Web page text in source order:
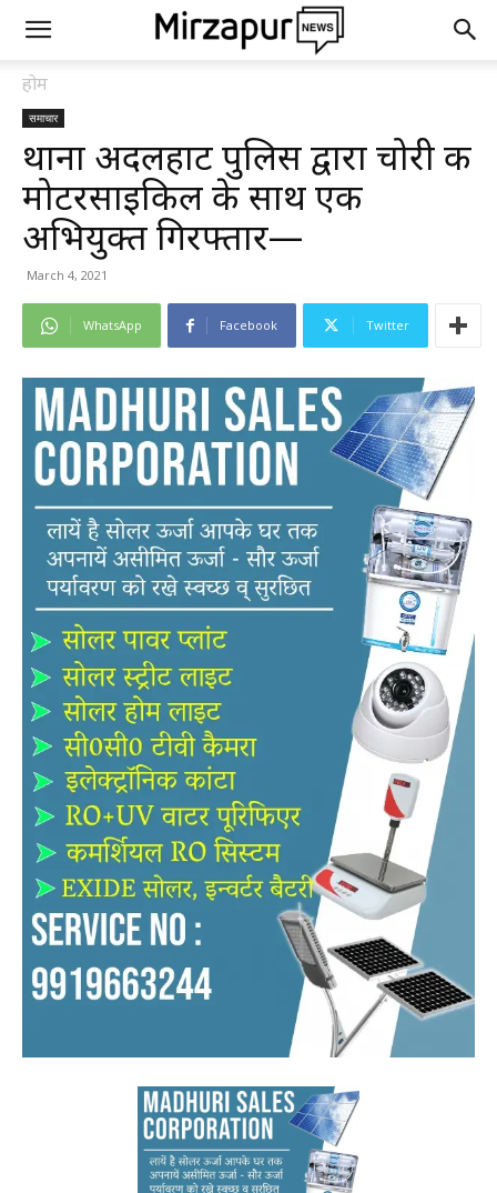
होम
समाचार
थाना अदलहाट पुलिस द्वारा चोरी की
मोटरसाइकिल के साथ एक
अभियुक्त गिरफ्तार—
March 4, 2021
WhatsApp Facebook Twitter